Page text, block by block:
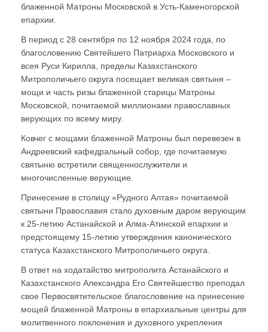
блаженной Матроны Московской в Усть-Каменогорской
епархии.
В период с 28 сентября по 12 ноября 2024 года, по
благословению Святейшего Патриарха Московского и
всея Руси Кирилла, пределы Казахстанского
Митрополичьего округа посещает великая святыня –
мощи и часть ризы блаженной старицы Матроны
Московской, почитаемой миллионами православных
верующих по всему миру.
Ковчег с мощами блаженной Матроны был перевезен в
Андреевский кафедральный собор, где почитаемую
святыню встретили священнослужители и
многочисленные верующие.
Принесение в столицу «Рудного Алтая» почитаемой
святыни Православия стало духовным даром верующим
к 25-летию Астанайской и Алма-Атинской епархии и
предстоящему 15-летию утверждения канонического
статуса Казахстанского Митрополичьего округа.
В ответ на ходатайство митрополита Астанайского и
Казахстанского Александра Его Святейшество преподал
свое Первосвятительское благословение на принесение
мощей блаженной Матроны в епархиальные центры для
молитвенного поклонения и духовного укрепления